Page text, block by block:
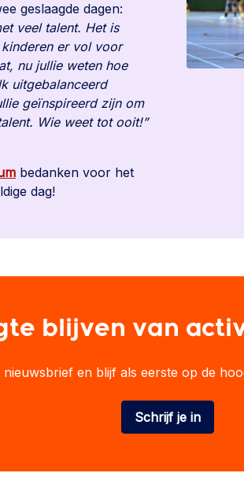
geslaagde dagen:
veel talent. Het is
er vol voor
nu jullie weten hoe
uitgebalanceerd
geïnspireerd zijn om
Wie weet tot ooit!”
bedanken voor het
dag!
blijven van
en blijf als eerste op de
Schrijf je in